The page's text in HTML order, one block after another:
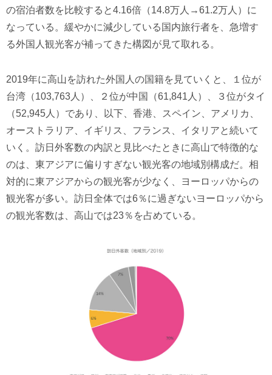
の宿泊者数を比較すると4.16倍（14.8万人→61.2万人）に
なっている。緩やかに減少している国内旅行者を、急増す
る外国人観光客が補ってきた構図が見て取れる。
2019年に高山を訪れた外国人の国籍を見ていくと、１位が
台湾（103,763人）、２位が中国（61,841人）、３位がタイ
（52,945人）であり、以下、香港、スペイン、アメリカ、
オーストラリア、イギリス、フランス、イタリアと続いて
いく。訪日外客数の内訳と見比べたときに高山で特徴的な
のは、東アジアに偏りすぎない観光客の地域別構成だ。相
対的に東アジアからの観光客が少なく、ヨーロッパからの
観光客が多い。訪日全体では6％に過ぎないヨーロッパから
の観光客数は、高山では23％を占めている。